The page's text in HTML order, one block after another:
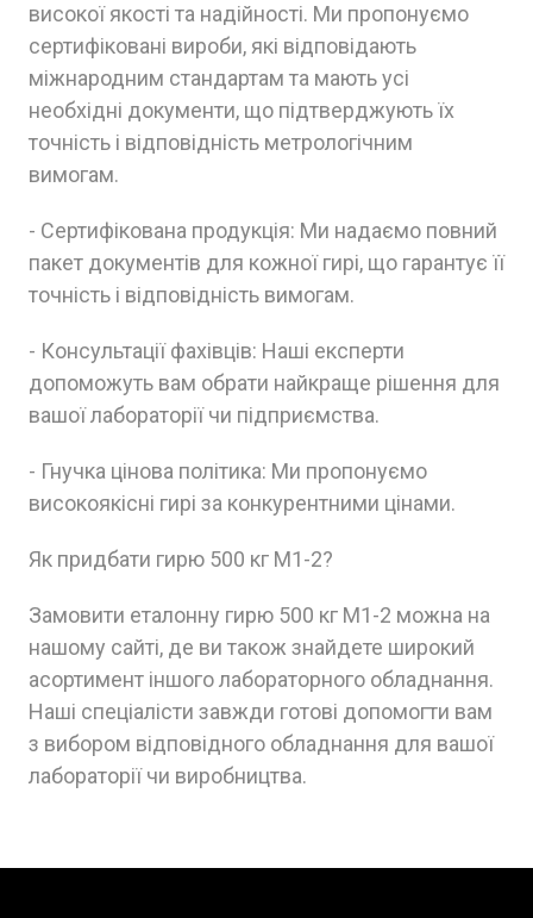
високої якості та надійності. Ми пропонуємо
сертифіковані вироби, які відповідають
міжнародним стандартам та мають усі
необхідні документи, що підтверджують їх
точність і відповідність метрологічним
вимогам.
- Сертифікована продукція: Ми надаємо повний
пакет документів для кожної гирі, що гарантує її
точність і відповідність вимогам.
- Консультації фахівців: Наші експерти
допоможуть вам обрати найкраще рішення для
вашої лабораторії чи підприємства.
- Гнучка цінова політика: Ми пропонуємо
високоякісні гирі за конкурентними цінами.
Як придбати гирю 500 кг M1-2?
Замовити еталонну гирю 500 кг M1-2 можна на
нашому сайті, де ви також знайдете широкий
асортимент іншого лабораторного обладнання.
Наші спеціалісти завжди готові допомогти вам
з вибором відповідного обладнання для вашої
лабораторії чи виробництва.